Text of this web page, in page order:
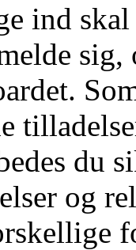
ind
du
og